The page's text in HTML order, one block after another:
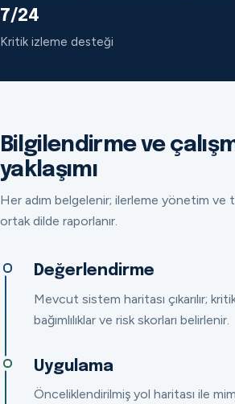
7/24
Kritik izleme desteği
Bilgilendirme ve
yaklaşımı
Her adım belgelenir; ilerleme yönetim ve
ortak dilde raporlanır.
Değerlendirme
Mevcut sistem haritası çıkarılır; kritik
bağımlılıklar ve risk skorları belirlenir.
Uygulama
Önceliklendirilmiş yol haritası ile